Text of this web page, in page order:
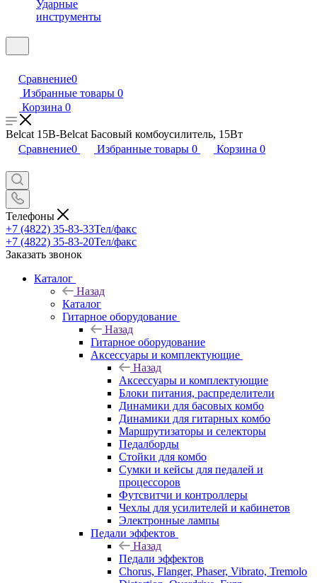
Ударные
инструменты
Сравнение0
Избранные товары 0
Корзина 0
Belcat 15B-Belcat Басовый комбоусилитель, 15Вт
Сравнение0 Избранные товары 0 Корзина 0
Телефоны
+7 (4822) 35-83-33Тел/факс
+7 (4822) 35-83-20Тел/факс
Заказать звонок
Каталог
Назад
Каталог
Гитарное оборудование
Назад
Гитарное оборудование
Аксессуары и комплектующие
Назад
Аксессуары и комплектующие
Блоки питания, распределители
Динамики для басовых комбо
Динамики для гитарных комбо
Маршрутизаторы и селекторы
Педалборды
Стойки для комбо
Сумки и кейсы для педалей и
процессоров
Футсвитчи и контроллеры
Чехлы для усилителей и кабинетов
Электронные лампы
Педали эффектов
Назад
Педали эффектов
Chorus, Flanger, Phaser, Vibrato, Tremolo